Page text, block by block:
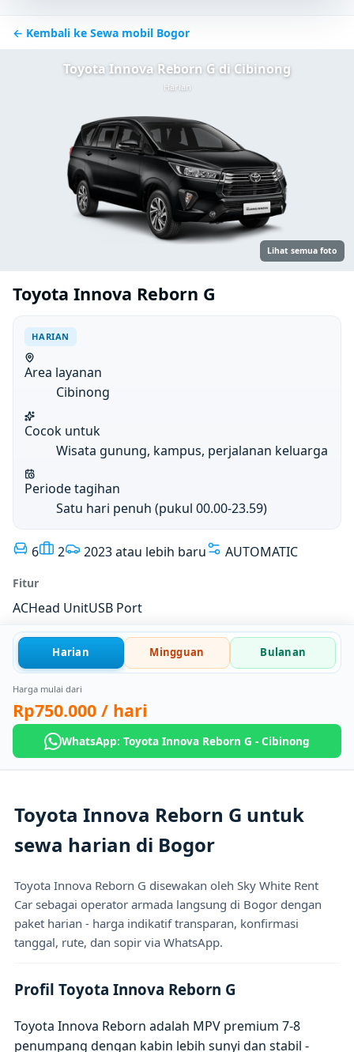
← Kembali ke Sewa mobil Bogor
Toyota Innova Reborn G di Cibinong
Harian
Lihat semua foto
Toyota Innova Reborn G
HARIAN
Area layanan
Cibinong
Cocok untuk
Wisata gunung, kampus, perjalanan keluarga
Periode tagihan
Satu hari penuh (pukul 00.00-23.59)
6 2 2023 atau lebih baru AUTOMATIC
Fitur
ACHead UnitUSB Port
Harian Mingguan Bulanan
Harga mulai dari
Rp750.000 / hari
WhatsApp: Toyota Innova Reborn G - Cibinong
Toyota Innova Reborn G untuk
sewa harian di Bogor
Toyota Innova Reborn G disewakan oleh Sky White Rent
Car sebagai operator armada langsung di Bogor dengan
paket harian - harga indikatif transparan, konfirmasi
tanggal, rute, dan sopir via WhatsApp.
Profil Toyota Innova Reborn G
Toyota Innova Reborn adalah MPV premium 7-8
penumpang dengan kabin lebih sunyi dan stabil -